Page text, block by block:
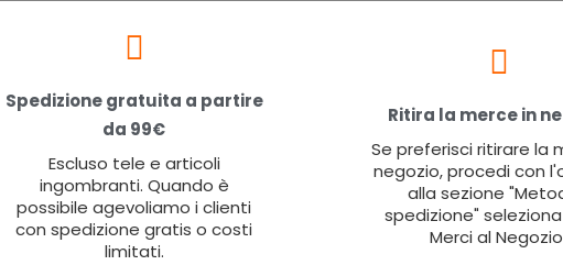
Spedizione gratuita a partire
da 99€
Escluso tele e articoli
ingombranti. Quando è
possibile agevoliamo i clienti
con spedizione gratis o costi
limitati.
Ritira la merce in
Se preferisci ritirare la
negozio, procedi con
alla sezione
spedizione"
Merci al